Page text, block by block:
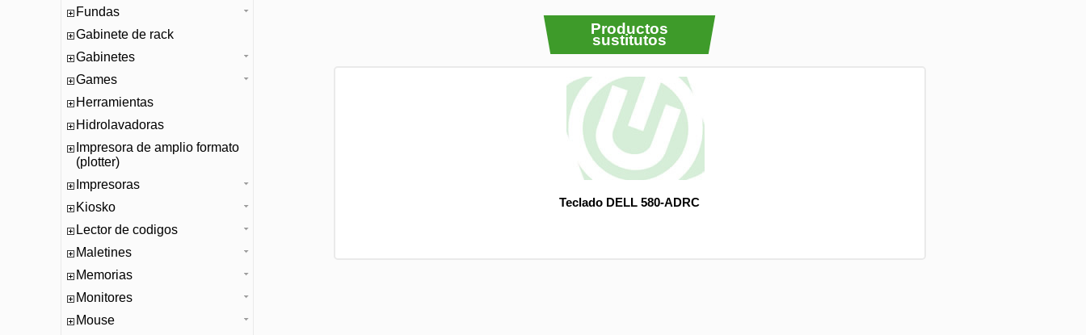
Fundas
Gabinete de rack
Gabinetes
Games
Herramientas
Hidrolavadoras
Impresora de amplio formato
(plotter)
Impresoras
Kiosko
Lector de codigos
Maletines
Memorias
Monitores
Mouse
Productos
sustitutos
Teclado DELL 580-ADRC